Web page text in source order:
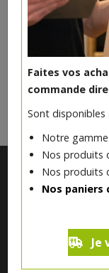
Faites vos
commande
Sont disponibles
Notre
Nos produits
Nos produits
Nos paniers
Je
DANS LA